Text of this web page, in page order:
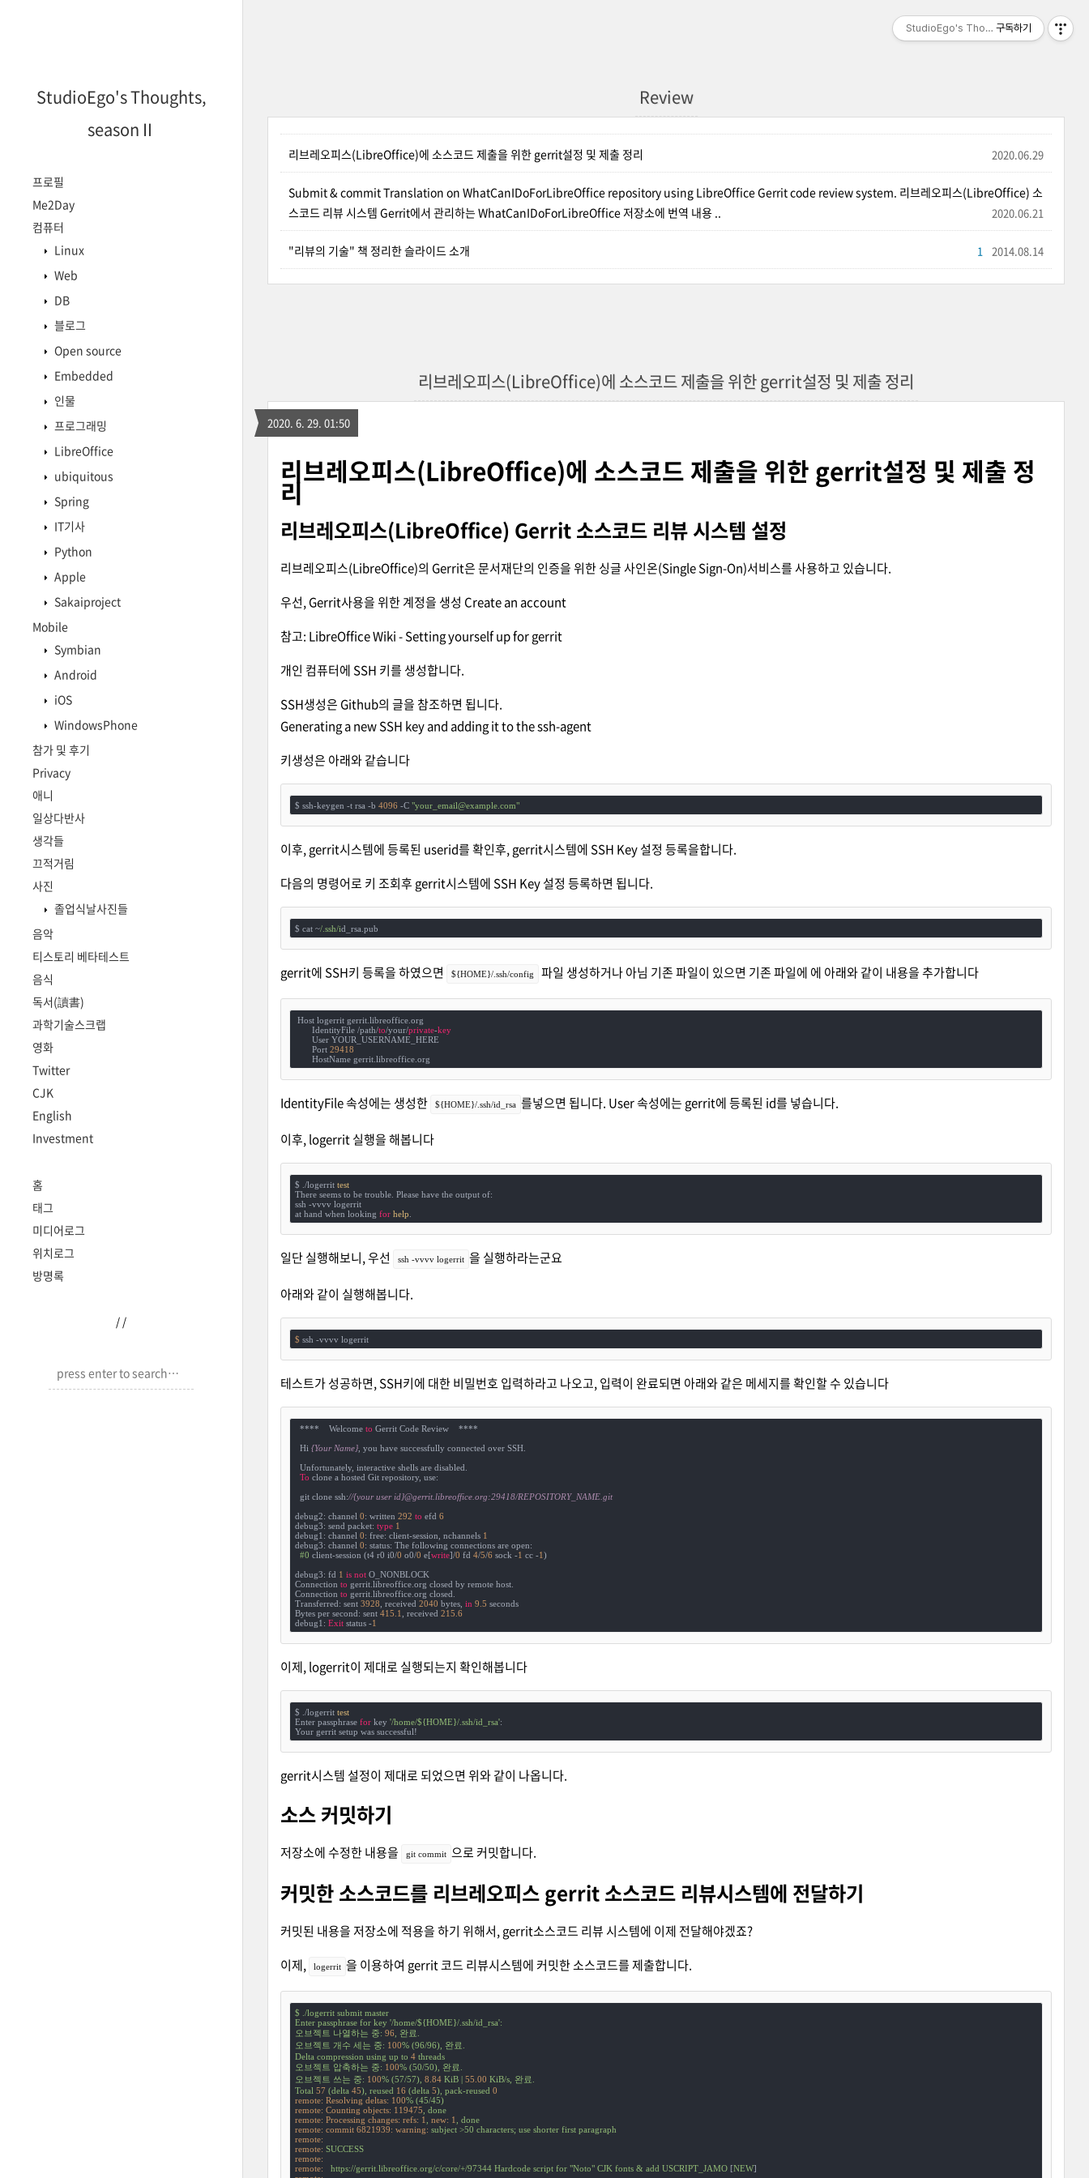
StudioEgo's Thoughts,
seasonⅡ
프로필
Me2Day
컴퓨터
Linux
Web
DB
블로그
Open source
Embedded
인물
프로그래밍
LibreOffice
ubiquitous
Spring
IT기사
Python
Apple
Sakaiproject
Mobile
Symbian
Android
iOS
WindowsPhone
참가 및 후기
Privacy
애니
일상다반사
생각들
끄적거림
사진
졸업식날사진들
음악
티스토리 베타테스트
음식
독서(讀書)
과학기술스크랩
영화
Twitter
CJK
English
Investment
홈
태그
미디어로그
위치로그
방명록
/ /
Review
리브레오피스(LibreOffice)에 소스코드 제출을 위한 gerrit설정 및 제출 정리 2020.06.29
Submit & commit Translation on WhatCanIDoForLibreOffice repository using LibreOffice Gerrit code review system. 리브레오피스(LibreOffice) 소
스코드 리뷰 시스템 Gerrit에서 관리하는 WhatCanIDoForLibreOffice 저장소에 번역 내용 ..
2020.06.21
"리뷰의 기술" 책 정리한 슬라이드 소개 2014.08.14
1
리브레오피스(LibreOffice)에 소스코드 제출을 위한 gerrit설정 및 제출 정리
2020. 6. 29. 01:50
리브레오피스(LibreOffice)에 소스코드 제출을 위한 gerrit설정 및 제출 정
리
리브레오피스(LibreOffice) Gerrit 소스코드 리뷰 시스템 설정
리브레오피스(LibreOffice)의 Gerrit은 문서재단의 인증을 위한 싱글 사인온(Single Sign-On)서비스를 사용하고 있습니다.
우선, Gerrit사용을 위한 계정을 생성 Create an account
참고: LibreOffice Wiki - Setting yourself up for gerrit
개인 컴퓨터에 SSH 키를 생성합니다.
SSH생성은 Github의 글을 참조하면 됩니다.
Generating a new SSH key and adding it to the ssh-agent
키생성은 아래와 같습니다
$ ssh-keygen -t rsa -b 4096 -C "your_email@example.com"
이후, gerrit시스템에 등록된 userid를 확인후, gerrit시스템에 SSH Key 설정 등록을합니다.
다음의 명령어로 키 조회후 gerrit시스템에 SSH Key 설정 등록하면 됩니다.
$ cat ~/.ssh/id_rsa.pub
gerrit에 SSH키 등록을 하였으면 ${HOME}/.ssh/config 파일 생성하거나 아님 기존 파일이 있으면 기존 파일에 에 아래와 같이 내용을 추가합니다
Host logerrit gerrit.libreoffice.org
       IdentityFile /path/
to/your/private-key
       User YOUR_USERNAME_HERE
       Port
29418
       HostName gerrit.libreoffice.org
IdentityFile 속성에는 생성한 ${HOME}/.ssh/id_rsa 를넣으면 됩니다. User 속성에는 gerrit에 등록된 id를 넣습니다.
이후, logerrit 실행을 해봅니다
$ ./logerrit test
There seems to be trouble. Please have the output of:
ssh -vvvv logerrit
at hand when looking for help
일단 실행해보니, 우선 ssh -vvvv logerrit 을 실행하라는군요
아래와 같이 실행해봅니다.
$ ssh -vvvv logerrit
테스트가 성공하면, SSH키에 대한 비밀번호 입력하라고 나오고, 입력이 완료되면 아래와 같은 메세지를 확인할 수 있습니다
  ****    Welcome
to Gerrit Code Review    ****
  Hi
{Your Name}, you have successfully connected over SSH.
  Unfortunately, interactive shells are disabled.
To clone a hosted Git repository, use:
  git clone ssh:
//{your user id}@gerrit.libreoffice.org:29418/REPOSITORY_NAME.git
debug2: channel 0: written 292 to efd 6
debug3: send packet: type 1
debug1: channel 0: free: client-session, nchannels 1
debug3: channel 0: status: The following connections are open:
#0 client-session (t4 r0 i0/0 o0/0 e[write]/0 fd 4/5/6 sock -1 cc -1)
debug3: fd 1 is not O_NONBLOCK
Connection to gerrit.libreoffice.org closed by remote host.
Connection to gerrit.libreoffice.org closed.
Transferred: sent 3928 , received 2040 bytes, in 9.5 seconds
Bytes per second: sent 415.1 , received 215.6
debug1: Exit status -1
이제, logerrit이 제대로 실행되는지 확인해봅니다
$ ./logerrit test
Enter passphrase for key '/home/${HOME}/.ssh/id_rsa':
Your gerrit setup was successful!
gerrit시스템 설정이 제대로 되었으면 위와 같이 나옵니다.
소스 커밋하기
저장소에 수정한 내용을 git commit 으로 커밋합니다.
커밋한 소스코드를 리브레오피스 gerrit 소스코드 리뷰시스템에 전달하기
커밋된 내용을 저장소에 적용을 하기 위해서, gerrit소스코드 리뷰 시스템에 이제 전달해야겠죠?
이제,
logerrit 을 이용하여 gerrit 코드 리뷰시스템에 커밋한 소스코드를 제출합니다.
$ ./logerrit submit master
Enter passphrase for key '/home/${HOME}/.ssh/id_rsa':
오브젝트 나열하는 중: 96 완료.
오브젝트 개수 세는 중: 100% (96/96), 완료.
Delta compression using up to 4 threads
오브젝트 압축하는 중: 100% (50/50), 완료.
오브젝트 쓰는 중: 100% (57/57), 8.84 KiB | 55.00 KiB/s, 완료.
Total 57 (delta 45), reused 16 (delta 5), pack-reused 0
remote: Resolving deltas: 100% (45/45)
remote: Counting objects: 119475 done
remote: Processing changes: refs: 1 new: 1
done
remote: commit 6821939: warning: subject >50 characters; use shorter first paragraph
remote:
remote: SUCCESS
remote:
remote:
https://gerrit.libreoffice.org/c/core/+/97344 Hardcode script for "Noto" CJK fonts & add USCRIPT_JAMO [NEW
StudioEgo's Thoughts, seasonⅡ
구독하기